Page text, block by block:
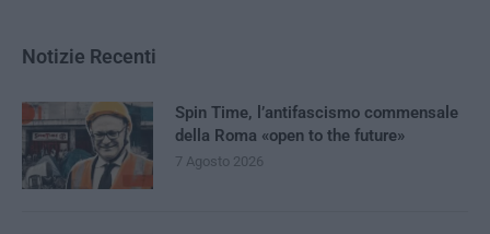
Notizie Recenti
Spin Time, l’antifascismo commensale
della Roma «open to the future»
7 Agosto 2026